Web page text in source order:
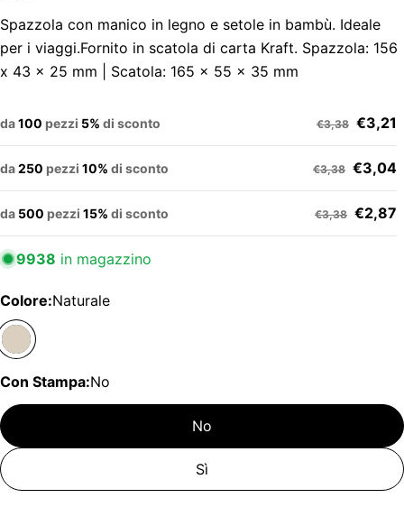
Spazzola con manico in legno e setole in bambù. Ideale
per i viaggi.Fornito in scatola di carta Kraft. Spazzola: 156
x 43 x 25 mm | Scatola: 165 x 55 x 35 mm
da100 pezzi 5% di sconto €3,38 €3,21
da250 pezzi 10% di sconto €3,38 €3,04
da 500 pezzi 15% di sconto €3,38 €2,87
9938 in magazzino
Colore:Naturale
Con Stampa:No
No
Sì